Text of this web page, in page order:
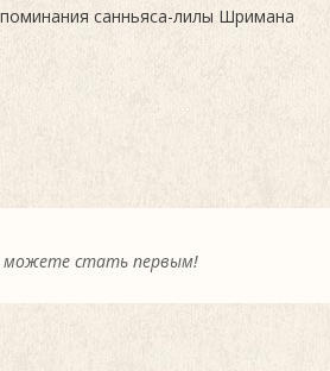
санньяса-лилы Шримана
можете стать первым!